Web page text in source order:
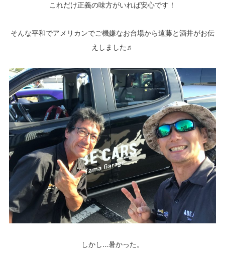
これだけ正義の味方がいれば安心です！
そんな平和でアメリカンでご機嫌なお台場から遠藤と酒井がお伝
えしました♬
しかし…暑かった。